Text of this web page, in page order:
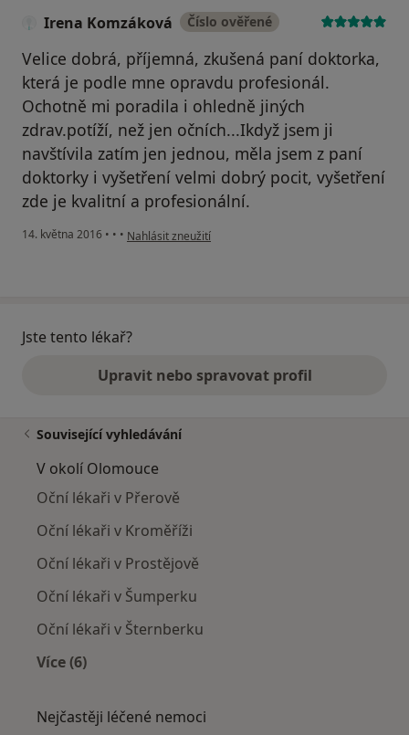
Irena Komzáková Číslo ověřené
Velice dobrá, příjemná, zkušená paní doktorka,
která je podle mne opravdu profesionál.
Ochotně mi poradila i ohledně jiných
zdrav.potíží, než jen očních...Ikdyž jsem ji
navštívila zatím jen jednou, měla jsem z paní
doktorky i vyšetření velmi dobrý pocit, vyšetření
zde je kvalitní a profesionální.
14. května 2016 • • • podle názoru uživatele Irena Komzáková
Nahlásit zneužití
Jste tento lékař?
Upravit nebo spravovat profil
Související vyhledávání
V okolí Olomouce
Oční lékaři v Přerově
Oční lékaři v Kroměříži
Oční lékaři v Prostějově
Oční lékaři v Šumperku
Oční lékaři v Šternberku
Více (6)
Nejčastěji léčené nemoci